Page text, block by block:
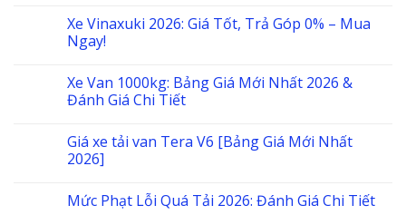
Xe Vinaxuki 2026: Giá Tốt, Trả Góp 0% – Mua
Ngay!
Xe Van 1000kg: Bảng Giá Mới Nhất 2026 &
Đánh Giá Chi Tiết
Giá xe tải van Tera V6 [Bảng Giá Mới Nhất
2026]
Mức Phạt Lỗi Quá Tải 2026: Đánh Giá Chi Tiết